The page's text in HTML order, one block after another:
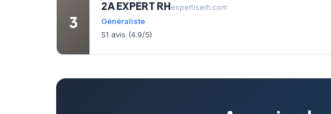
3
2A EXPERT RHexpertiserh.com
Généraliste
51 avis (4.9/5)